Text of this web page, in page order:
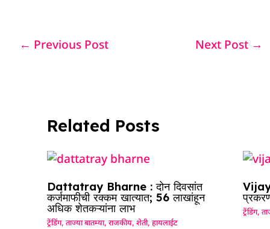
e
k
s e e
← Previous Post Next Post →
Related Posts
Dattatray Bharne : दोन दिवसांत
कर्जमाफीची रक्कम खात्यात; 56 लाखांहून
अधिक शेतकऱ्यांना लाभ
ट्रेंडिंग,ताज्या बातम्या,राजकीय,शेती,हायलाईट
ट्रेंडिंग,